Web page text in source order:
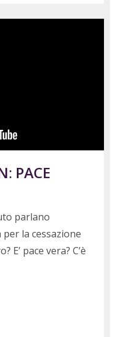
PACE
parlano
per la cessazione
E’ pace vera? C’è